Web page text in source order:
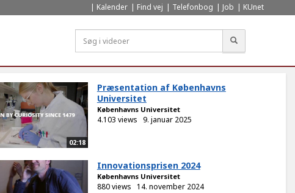
Kalender Find vej Telefonbog Job KUnet
02:18
Præsentation af Københavns
Universitet
Københavns Universitet
4.103 views 9. januar 2025
Innovationsprisen 2024
Københavns Universitet
880 views 14. november 2024